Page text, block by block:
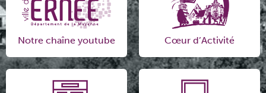
Notre chaîne youtube Cœur d’Activité